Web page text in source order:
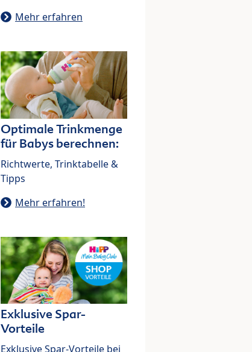
Mehr erfahren
Optimale Trinkmenge
für Babys berechnen:
Richtwerte, Trinktabelle &
Tipps
Mehr erfahren!
Exklusive Spar-
Vorteile
Exklusive Spar-Vorteile bei